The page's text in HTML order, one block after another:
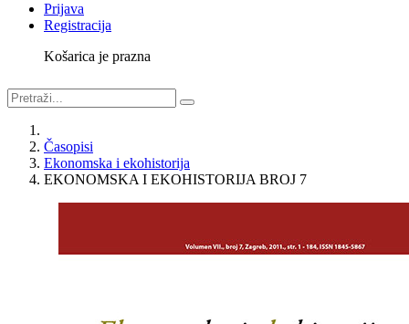
Prijava
Registracija
Košarica je prazna
Časopisi
Ekonomska i ekohistorija
EKONOMSKA I EKOHISTORIJA BROJ 7